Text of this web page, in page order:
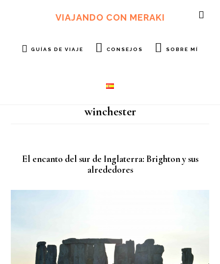
VIAJANDO CON MERAKI
GUÍAS DE VIAJE CONSEJOS SOBRE MÍ
winchester
El encanto del sur de Inglaterra: Brighton y sus
alrededores